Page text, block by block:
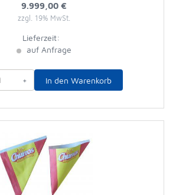
9.999,00 €
zzgl. 19% MwSt.
Lieferzeit:
auf Anfrage
+ In den Warenkorb